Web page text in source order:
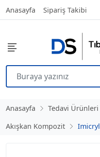
Anasayfa Sipariş Takibi
Anasayfa Tedavi Ürünleri
Akışkan Kompozit
Imicryl